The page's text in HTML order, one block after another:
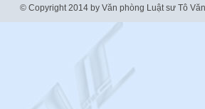
© Copyright 2014 by Văn phòng Luật sư Tô